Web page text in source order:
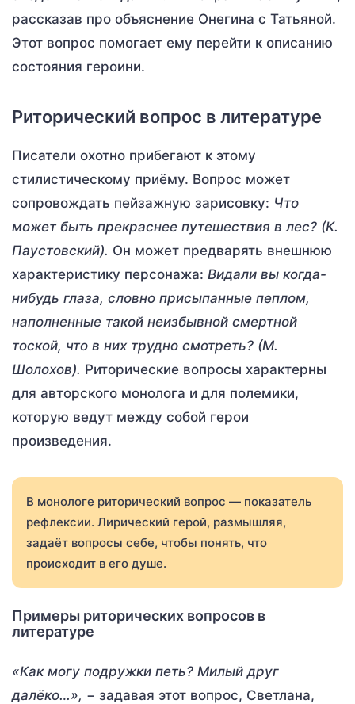
рассказав про объяснение Онегина с Татьяной.
Этот вопрос помогает ему перейти к описанию
состояния героини.
Риторический вопрос в литературе
Писатели охотно прибегают к этому
стилистическому приёму. Вопрос может
сопровождать пейзажную зарисовку: Что
может быть прекраснее путешествия в лес? (К.
Паустовский). Он может предварять внешнюю
характеристику персонажа: Видали вы когда-
нибудь глаза, словно присыпанные пеплом,
наполненные такой неизбывной смертной
тоской, что в них трудно смотреть? (М.
Шолохов). Риторические вопросы характерны
для авторского монолога и для полемики,
которую ведут между собой герои
произведения.
В монологе риторический вопрос — показатель
рефлексии. Лирический герой, размышляя,
задаёт вопросы себе, чтобы понять, что
происходит в его душе.
Примеры риторических вопросов в
литературе
«Как могу подружки петь? Милый друг
далёко…», − задавая этот вопрос, Светлана,